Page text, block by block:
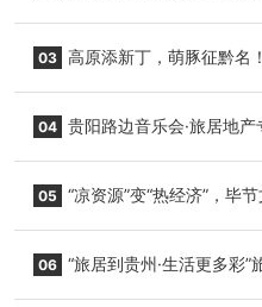
03 高原添新丁，萌豚征黔名
04 贵阳路边音乐会·旅居地
05 “凉资源”变“热经济”，毕
06 “旅居到贵州·生活更多彩